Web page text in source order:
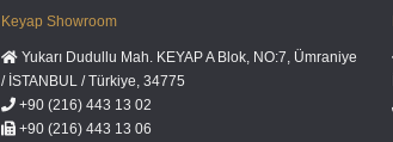
Keyap Showroom
Yukarı Dudullu Mah. KEYAP A Blok, NO:7, Ümraniye
/ İSTANBUL / Türkiye, 34775
+90 (216) 443 13 02
+90 (216) 443 13 06